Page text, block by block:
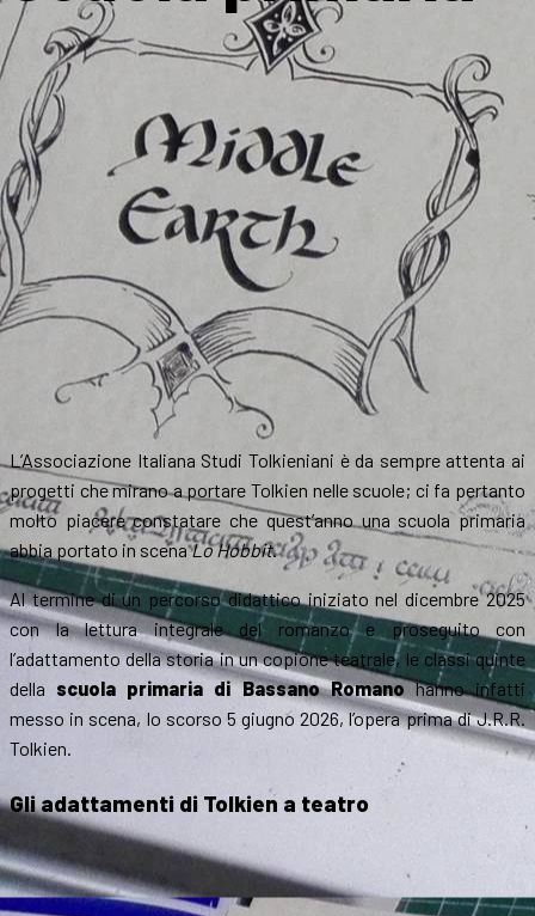
L’Associazione Italiana Studi Tolkieniani è da sempre attenta ai
progetti che mirano a portare Tolkien nelle scuole; ci fa pertanto
molto piacere constatare che quest’anno una scuola primaria
abbia portato in scenaLo Hobbit.
Al termine di un percorso didattico iniziato nel dicembre 2025
con la lettura integrale del romanzo e proseguito con
l’adattamento della storia in un copione teatrale, le classi quinte
della scuola primaria di Bassano Romanohanno infatti
messo in scena, lo scorso 5 giugno 2026, l’opera prima di J.R.R.
Tolkien.
Gli adattamenti di Tolkien a teatro